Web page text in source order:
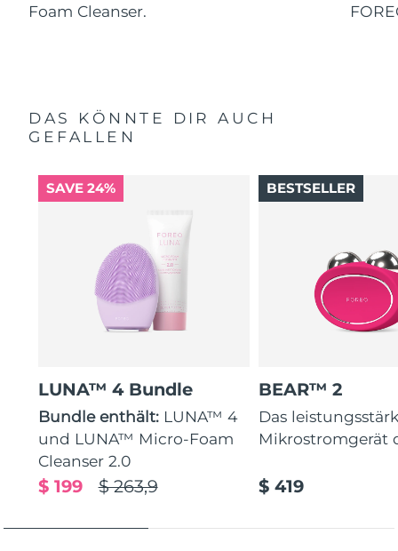
Foam Cleanser.
DAS KÖNNTE DIR AUCH
GEFALLEN
SAVE 24%
LUNA™ 4 Bundle
Bundle enthält: LUNA™ 4
und LUNA™ Micro-Foam
Cleanser 2.0
$ 263,9
$ 199
BEAR™ 2
Das
Mikrostromgerät
$ 419
BESTSELLER